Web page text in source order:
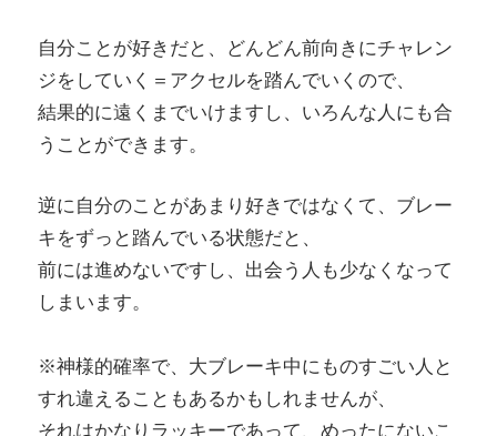
自分ことが好きだと、どんどん前向きにチャレン
ジをしていく＝アクセルを踏んでいくので、
結果的に遠くまでいけますし、いろんな人にも合
うことができます。
逆に自分のことがあまり好きではなくて、ブレー
キをずっと踏んでいる状態だと、
前には進めないですし、出会う人も少なくなって
しまいます。
※神様的確率で、大ブレーキ中にものすごい人と
すれ違えることもあるかもしれませんが、
それはかなりラッキーであって、めったにないこ